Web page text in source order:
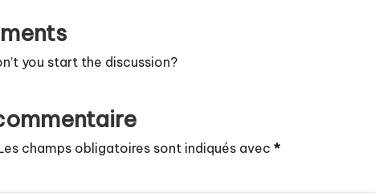
you start the discussion?
champs obligatoires sont indiqués avec *